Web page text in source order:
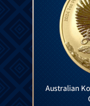
Australian